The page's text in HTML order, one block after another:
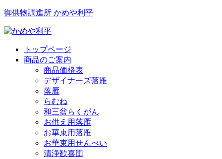
御供物調進所 かめや利平
トップページ
商品のご案内
商品価格表
デザイナーズ落雁
落雁
らむね
和三盆らくがん
お供え用落雁
お華束用落雁
お華束用せんべい
清浄歓喜団